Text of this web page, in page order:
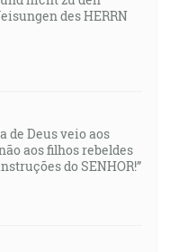
des HERRN
de Deus veio aos
aos filhos rebeldes
do SENHOR!”